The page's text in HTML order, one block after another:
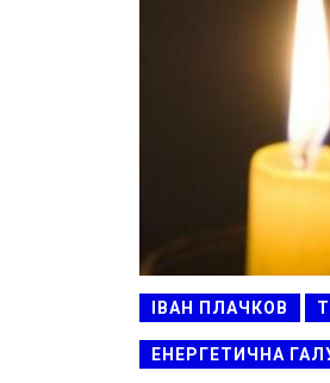
ІВАН ПЛАЧКОВ
ЕНЕРГЕТИЧНА